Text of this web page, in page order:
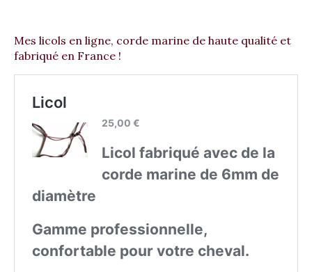
Mes licols en ligne, corde marine de haute qualité et
fabriqué en France !